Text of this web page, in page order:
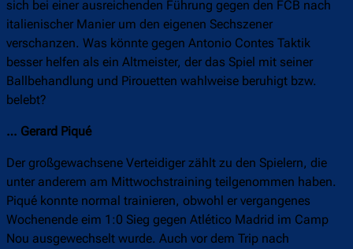
sich bei einer ausreichenden Führung gegen den FCB nach
italienischer Manier um den eigenen Sechszener
verschanzen. Was könnte gegen Antonio Contes Taktik
besser helfen als ein Altmeister, der das Spiel mit seiner
Ballbehandlung und Pirouetten wahlweise beruhigt bzw.
belebt?
… Gerard Piqué
Der großgewachsene Verteidiger zählt zu den Spielern, die
unter anderem am Mittwochstraining teilgenommen haben.
Piqué konnte normal trainieren, obwohl er vergangenes
Wochenende eim 1:0 Sieg gegen Atlético Madrid im Camp
Nou ausgewechselt wurde. Auch vor dem Trip nach